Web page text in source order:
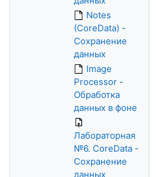
Notes
(CoreData) -
Сохранение
данных
Image
Processor -
Обработка
данных в фоне
Лабораторная
№6. CoreData -
Сохранение
данных